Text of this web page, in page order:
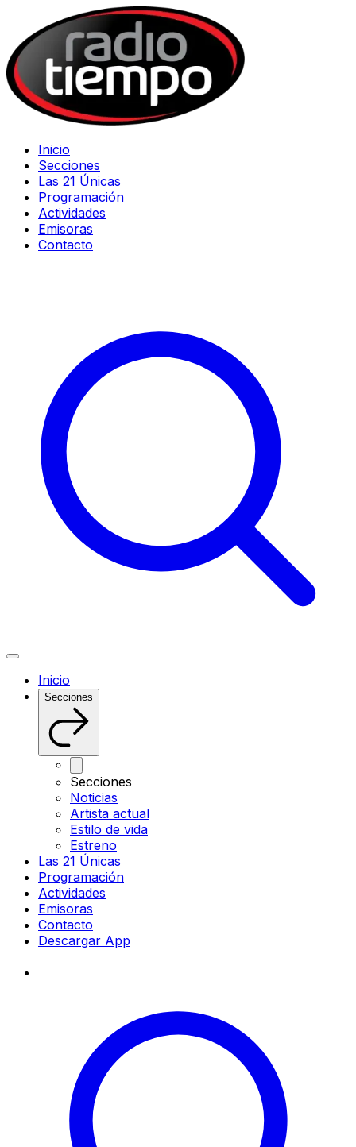
Inicio
Secciones
Las 21 Únicas
Programación
Actividades
Emisoras
Contacto
Inicio
Secciones
Secciones
Noticias
Artista actual
Estilo de vida
Estreno
Las 21 Únicas
Programación
Actividades
Emisoras
Contacto
Descargar App